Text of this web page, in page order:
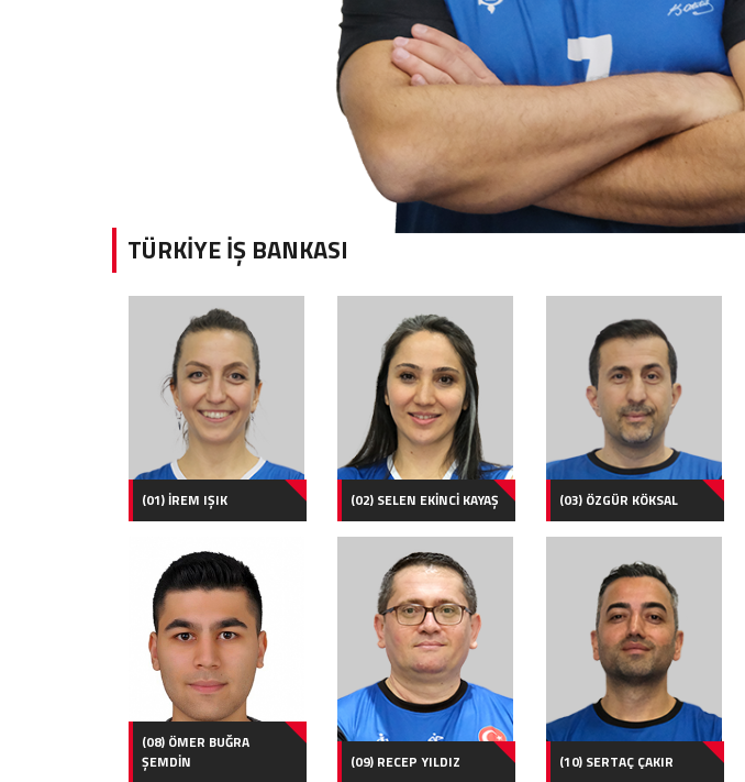
TÜRKİYE İŞ BANKASI
(01) İREM IŞIK (02) SELEN EKİNCİ KAYAŞ (03) ÖZGÜR KÖKSAL
(08) ÖMER BUĞRA
ŞEMDİN
(09) RECEP YILDIZ (10) SERTAÇ ÇAKIR